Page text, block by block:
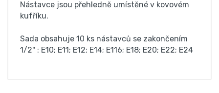
Nástavce jsou přehledně umístěné v kovovém
kufříku.
Sada obsahuje 10 ks nástavců se zakončením
1/2" : E10; E11; E12; E14; E116; E18; E20; E22; E24